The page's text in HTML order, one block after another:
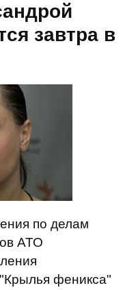
завтра в
по делам
АТО
феникса"